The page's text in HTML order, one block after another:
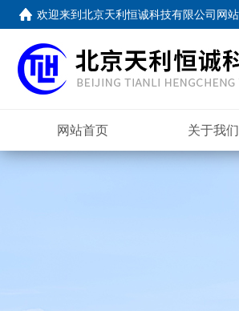
欢迎来到北京天利恒诚科技有限公司网站
网站首页 关于我们